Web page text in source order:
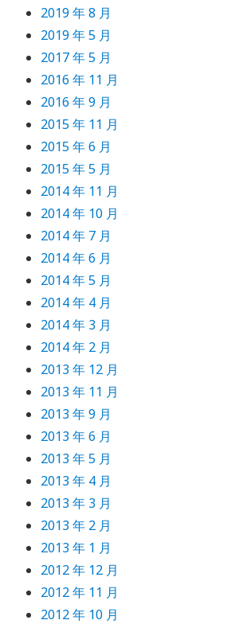
2019 年 8 月
2019 年 5 月
2017 年 5 月
2016 年 11 月
2016 年 9 月
2015 年 11 月
2015 年 6 月
2015 年 5 月
2014 年 11 月
2014 年 10 月
2014 年 7 月
2014 年 6 月
2014 年 5 月
2014 年 4 月
2014 年 3 月
2014 年 2 月
2013 年 12 月
2013 年 11 月
2013 年 9 月
2013 年 6 月
2013 年 5 月
2013 年 4 月
2013 年 3 月
2013 年 2 月
2013 年 1 月
2012 年 12 月
2012 年 11 月
2012 年 10 月